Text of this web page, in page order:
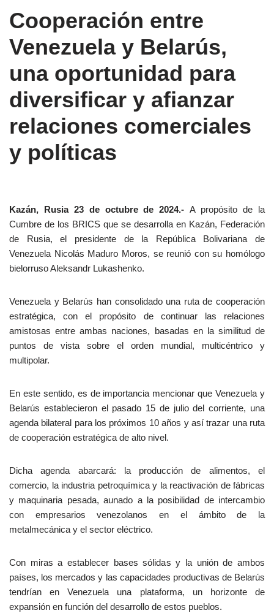
Cooperación entre
Venezuela y Belarús,
una oportunidad para
diversificar y afianzar
relaciones comerciales
y políticas
Kazán, Rusia 23 de octubre de 2024.- A propósito de la
Cumbre de los BRICS que se desarrolla en Kazán, Federación
de Rusia, el presidente de la República Bolivariana de
Venezuela Nicolás Maduro Moros, se reunió con su homólogo
bielorruso Aleksandr Lukashenko.
Venezuela y Belarús han consolidado una ruta de cooperación
estratégica, con el propósito de continuar las relaciones
amistosas entre ambas naciones, basadas en la similitud de
puntos de vista sobre el orden mundial, multicéntrico y
multipolar.
En este sentido, es de importancia mencionar que Venezuela y
Belarús establecieron el pasado 15 de julio del corriente, una
agenda bilateral para los próximos 10 años y así trazar una ruta
de cooperación estratégica de alto nivel.
Dicha agenda abarcará: la producción de alimentos, el
comercio, la industria petroquímica y la reactivación de fábricas
y maquinaria pesada, aunado a la posibilidad de intercambio
con empresarios venezolanos en el ámbito de la
metalmecánica y el sector eléctrico.
Con miras a establecer bases sólidas y la unión de ambos
países, los mercados y las capacidades productivas de Belarús
tendrían en Venezuela una plataforma, un horizonte de
expansión en función del desarrollo de estos pueblos.